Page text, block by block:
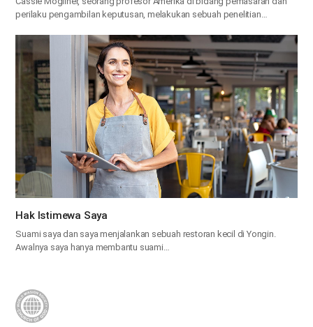
perilaku pengambilan keputusan, melakukan sebuah penelitian…
Hak Istimewa Saya
Suami saya dan saya menjalankan sebuah restoran kecil di Yongin.
Awalnya saya hanya membantu suami…